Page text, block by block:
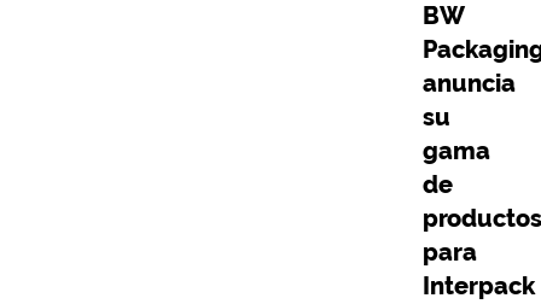
BW
anuncia
su
gama
de
productos
para
Interpack